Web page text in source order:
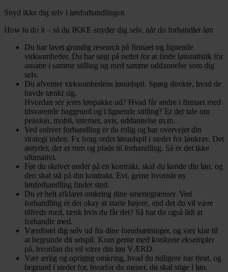
Snyd ikke dig selv i lønforhandlingen
How to do it – så du IKKE snyder dig selv, når du forhandler løn
Du har lavet grundig research på firmaet og lignende
virksomheder. Du har søgt på nettet for at finde lønstatistik for
ansatte i samme stilling og med samme uddannelse som dig
selv.
Du afventer virksomhedens lønudspil. Spørg direkte, hvad de
havde tænkt sig.
Hvordan ser jeres lønpakke ud? Hvad får andre i firmaet med
tilsvarende baggrund og i lignende stilling? Er der tale om
pension, mobil, internet, avis, uddannelse m.m.
Ved enhver forhandling er du rolig og har overvejet din
strategi inden. Fx brug ordet lønudspil i stedet for lønkrav. Det
antyder, der er rum og plads til forhandling. Så er det ikke
ultimativt.
Før du skriver under på en kontrakt, skal du kende din løn, og
den skal stå på din kontrakt. Evt. gerne hvornår ny
lønforhandling finder sted.
Du er helt afklaret omkring dine smertegrænser. Ved
forhandling er det okay at starte højere, end det du vil være
tilfreds med, tænk hvis du får det? Så har du også lidt at
forhandle med.
Værdisæt dig selv ud fra dine forudsætninger, og vær klar til
at begrunde dit udspil. Kom gerne med konkrete eksempler
på, hvordan du vil være din løn VÆRD.
Vær ærlig og oprigtig omkring, hvad du tidligere har tjent, og
begrund i stedet for, hvorfor du mener, du skal stige i løn.